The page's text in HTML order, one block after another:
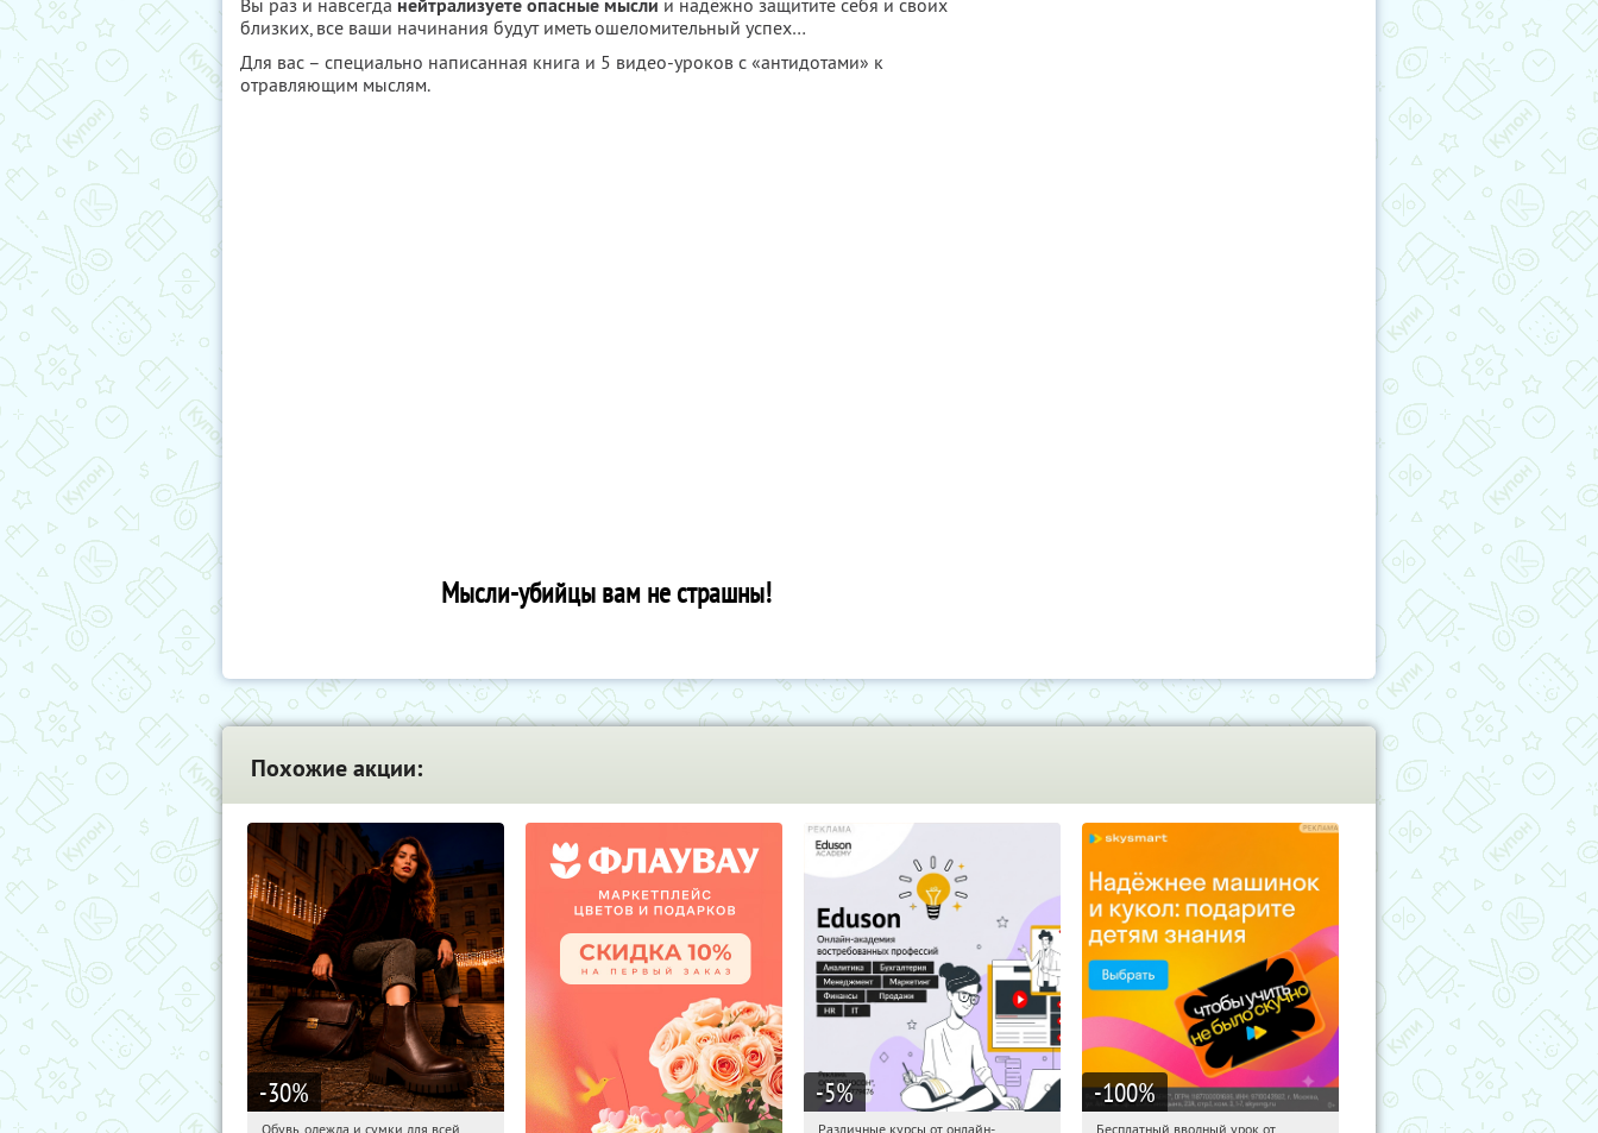
Вы раз и навсегда нейтрализуете опасные мысли и надёжно защитите себя и своих
близких, все ваши начинания будут иметь ошеломительный успех…
Для вас – специально написанная книга и 5 видео-уроков с «антидотами» к
отравляющим мыслям.
Мысли-убийцы вам не страшны!
Похожие акции:
-30%
Обувь, одежда и сумки для всей
-5%
Различные курсы от онлайн-
-100%
Бесплатный вводный урок от